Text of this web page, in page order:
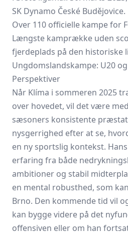
SK Dynamo České Budějovice.
Over 110 officielle kampe for
Længste kamprække uden
fjerdeplads på den historiske
Ungdomslandskampe: U20
Perspektiver
Når Klíma i sommeren 2025
over hovedet, vil det være
sæsoners konsistente
nysgerrighed efter at se,
en ny sportslig kontekst.
erfaring fra både
ambitioner og stabil
en mental robusthed, som
Brno. Den kommende tid vil
kan bygge videre på det
offensiven eller om han